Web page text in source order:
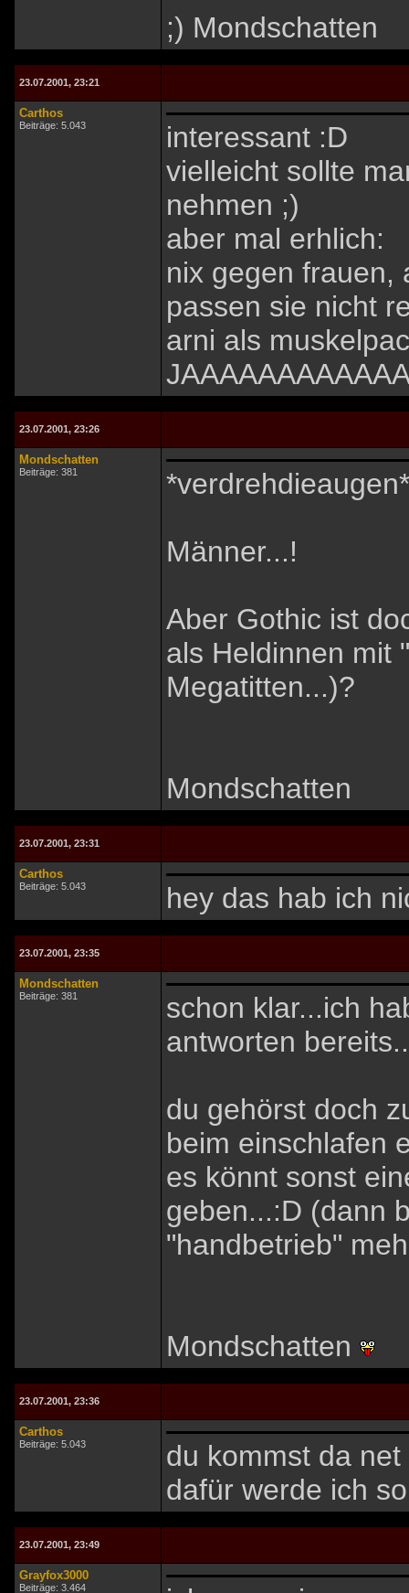
;) Mondschatten
23.07.2001, 23:21
Carthos
Beiträge: 5.043
interessant :D
vielleicht sollte
nehmen ;)
aber mal erhlich:
nix gegen frauen,
passen sie nicht
arni als
23.07.2001, 23:26
Mondschatten
Beiträge: 381 *verdrehdieaugen*
Männer...!
Aber Gothic ist
als Heldinnen mit
Megatitten...)?
Mondschatten
23.07.2001, 23:31
Carthos
Beiträge: 5.043 hey das hab ich
23.07.2001, 23:35
Mondschatten
Beiträge: 381
schon klar...ich
antworten
du gehörst doch
beim einschlafen
es könnt sonst
geben...:D (dann
"handbetrieb"
Mondschatten
23.07.2001, 23:36
Carthos
Beiträge: 5.043
du kommst da
dafür werde ich
23.07.2001, 23:49
Grayfox3000
Beiträge: 3.464